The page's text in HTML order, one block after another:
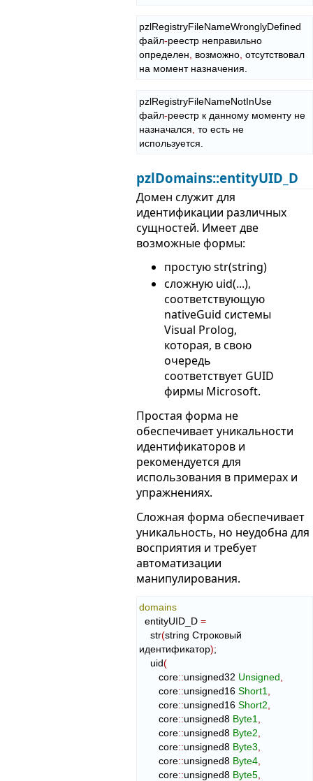
pzlRegistryFileNameWronglyDefined
файл-реестр неправильно
определен, возможно, отсутствовал
на момент назначения.
pzlRegistryFileNameNotInUse
файл-реестр к данному моменту не
назначался то есть не
используется.
pzlDomains::entityUID_D
Домен служит для
идентификации различных
сущностей. Имеет две
возможные формы:
простую str(string)
сложную uid(...),
соответствующую
nativeGuid системы
Visual Prolog,
которая, в свою
очередь
соответствует GUID
фирмы Microsoft.
Простая форма не
обеспечивает уникальности
идентификаторов и
рекомендуется для
использования в примерах и
упражнениях.
Сложная форма обеспечивает
уникальность, но неудобна для
восприятия и требует
автоматизации
манипулирования.
domains
  entityUID_D
=
    str
(string Строковый
идентификатор);
    uid
(
       core
::unsigned32 Unsigned
       core
::unsigned16 Short1
       core
::unsigned16 Short2
       core
::unsigned8 Byte1
       core
::unsigned8 Byte2
       core
::unsigned8 Byte3
       core
::unsigned8 Byte4
       core
::unsigned8 Byte5